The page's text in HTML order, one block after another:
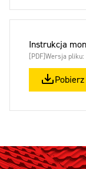
Instrukcja
[PDF]Wersja pliku: